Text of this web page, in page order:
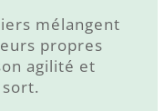
mélangent
propres
agilité et